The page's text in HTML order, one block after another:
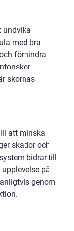
undvika
med bra
förhindra
skornas
att minska
skador och
bidrar till
på
genom